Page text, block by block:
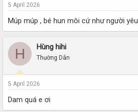
5 April 2026
Múp múp , bé hun môi cứ như người yêu
H Hùng hihi
Thường Dân
5 April 2026
Dam quá e ơi